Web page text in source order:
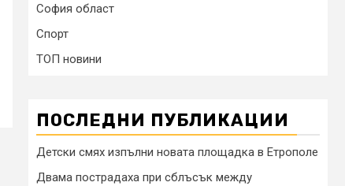
София област
Спорт
ТОП новини
ПОСЛЕДНИ ПУБЛИКАЦИИ
Детски смях изпълни новата площадка в Етрополе
Двама пострадаха при сблъсък между